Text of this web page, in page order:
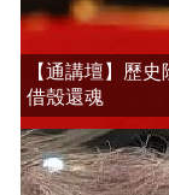
【通講壇】歷
借殼還魂